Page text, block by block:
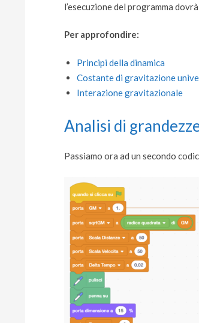
l’esecuzione del programma
Per approfondire:
Principi della dinamica
Costante di gravitazione
Interazione gravitazionale
Analisi di
Passiamo ora ad un secondo